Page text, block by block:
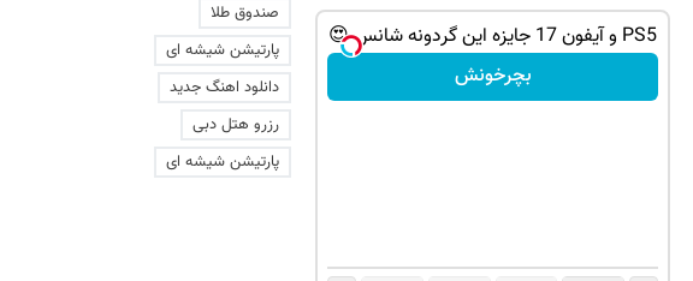
PS5 و آیفون 17 جایزه این گردونه شانس 😍
بچرخونش
صندوق طلا
پارتیشن شیشه ای
دانلود اهنگ جدید
رزرو هتل دبی
پارتیشن شیشه ای